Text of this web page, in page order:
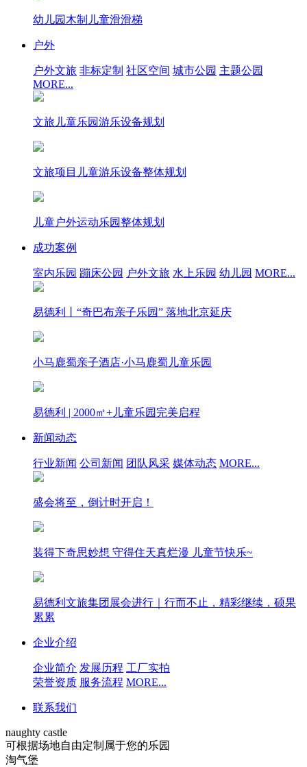
幼儿园木制儿童滑滑梯
户外
户外文旅 非标定制 社区空间 城市公园 主题公园
MORE...
文旅儿童乐园游乐设备规划
文旅项目儿童游乐设备整体规划
儿童户外运动乐园整体规划
成功案例
室内乐园 蹦床公园 户外文旅 水上乐园 幼儿园 MORE...
易德利丨“奇巴布亲子乐园” 落地北京延庆
小马鹿蜀亲子酒店·小马鹿蜀儿童乐园
易德利 | 2000㎡+儿童乐园完美启程
新闻动态
行业新闻 公司新闻 团队风采 媒体动态 MORE...
盛会将至，倒计时开启！
装得下奇思妙想 守得住天真烂漫 儿童节快乐~
易德利文旅集团展会进行｜行而不止，精彩继续，硕果
累累
企业介绍
企业简介 发展历程 工厂实拍
荣誉资质 服务流程 MORE...
联系我们
naughty castle
可根据场地自由定制属于您的乐园
淘气堡